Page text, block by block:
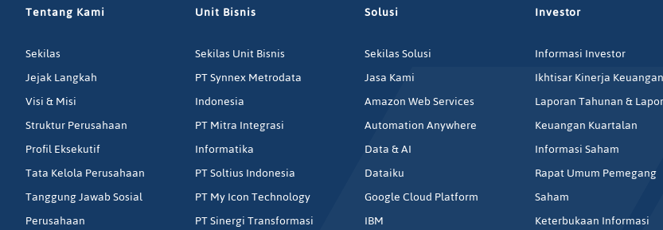
Tentang Kami
Sekilas
Jejak Langkah
Visi & Misi
Struktur Perusahaan
Profil Eksekutif
Tata Kelola Perusahaan
Tanggung Jawab Sosial
Perusahaan
Unit Bisnis
Sekilas Unit Bisnis
PT Synnex Metrodata
Indonesia
PT Mitra Integrasi
Informatika
PT Soltius Indonesia
PT My Icon Technology
PT Sinergi Transformasi
Solusi
Sekilas Solusi
Jasa Kami
Amazon Web Services
Automation Anywhere
Data & AI
Dataiku
Google Cloud Platform
IBM
Investor
Informasi Investor
Ikhtisar Kinerja Keuangan
Laporan Tahunan &
Keuangan Kuartalan
Informasi Saham
Rapat Umum Pemegang
Saham
Keterbukaan Informasi